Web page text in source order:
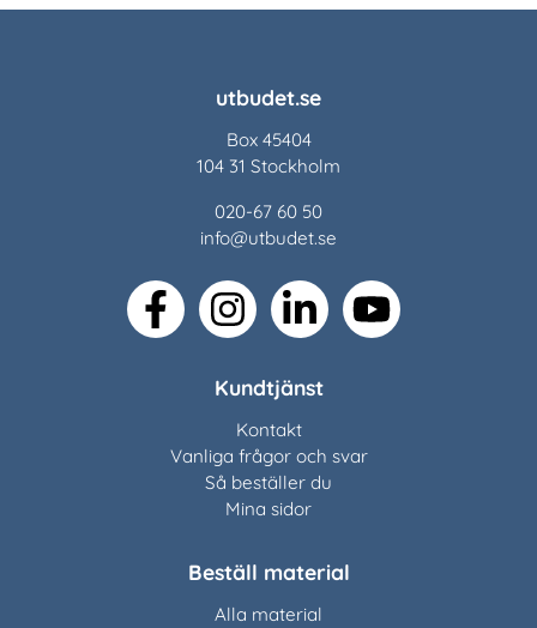
utbudet.se
Box 45404
104 31 Stockholm
020-67 60 50
info@utbudet.se
facebookinstagramlinkedin youtube
Kundtjänst
Kontakt
Vanliga frågor och svar
Så beställer du
Mina sidor
Beställ material
Alla material